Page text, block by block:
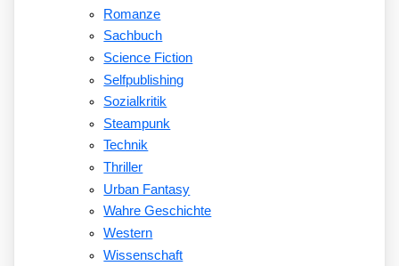
Romanze
Sachbuch
Science Fiction
Selfpublishing
Sozialkritik
Steampunk
Technik
Thriller
Urban Fantasy
Wahre Geschichte
Western
Wissenschaft